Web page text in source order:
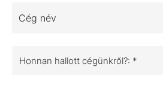
Cég név
Honnan hallott cégünkről?: *